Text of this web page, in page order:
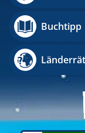
Buchtipp